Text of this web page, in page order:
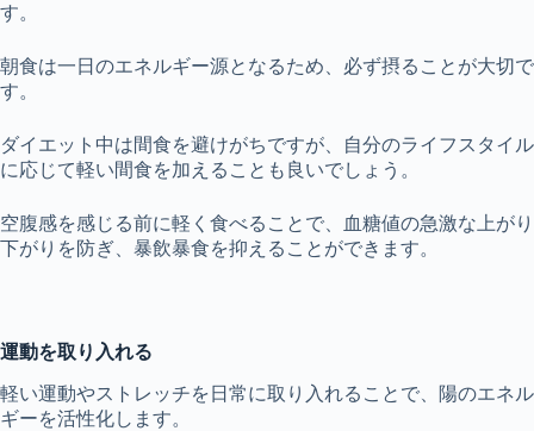
す。
朝食は一日のエネルギー源となるため、必ず摂ることが大切で
す。
ダイエット中は間食を避けがちですが、自分のライフスタイル
に応じて軽い間食を加えることも良いでしょう。
空腹感を感じる前に軽く食べることで、血糖値の急激な上がり
下がりを防ぎ、暴飲暴食を抑えることができます。
運動を取り入れる
軽い運動やストレッチを日常に取り入れることで、陽のエネル
ギーを活性化します。